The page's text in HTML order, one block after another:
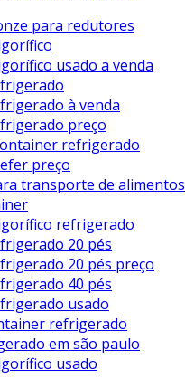
para redutores
usado a venda
à venda
preço
refrigerado
preço
transporte de alimentos
refrigerado
20 pés
20 pés preço
40 pés
usado
refrigerado
em são paulo
usado